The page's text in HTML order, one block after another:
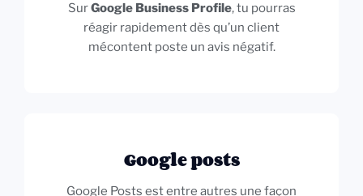
SurGoogle Business Profile, tu pourras
réagir rapidement dès qu’un client
mécontent poste un avis négatif.
Google posts
Google Posts est entre autres une façon